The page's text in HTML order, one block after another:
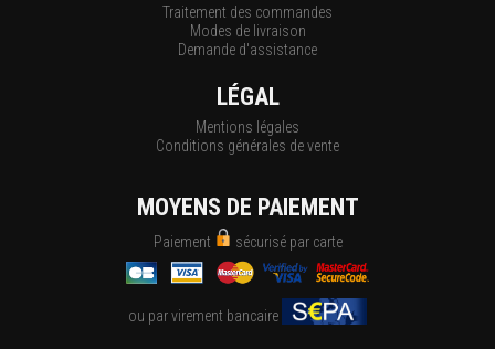
Traitement des commandes
Modes de livraison
Demande d'assistance
LÉGAL
Mentions légales
Conditions générales de vente
MOYENS DE PAIEMENT
Paiement sécurisé par carte
ou par virement bancaire